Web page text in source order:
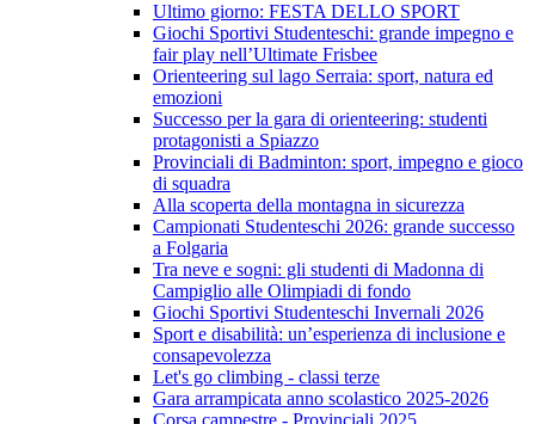
Ultimo giorno: FESTA DELLO SPORT
Giochi Sportivi Studenteschi: grande impegno e
fair play nell’Ultimate Frisbee
Orienteering sul lago Serraia: sport, natura ed
emozioni
Successo per la gara di orienteering: studenti
protagonisti a Spiazzo
Provinciali di Badminton: sport, impegno e gioco
di squadra
Alla scoperta della montagna in sicurezza
Campionati Studenteschi 2026: grande successo
a Folgaria
Tra neve e sogni: gli studenti di Madonna di
Campiglio alle Olimpiadi di fondo
Giochi Sportivi Studenteschi Invernali 2026
Sport e disabilità: un’esperienza di inclusione e
consapevolezza
Let's go climbing - classi terze
Gara arrampicata anno scolastico 2025-2026